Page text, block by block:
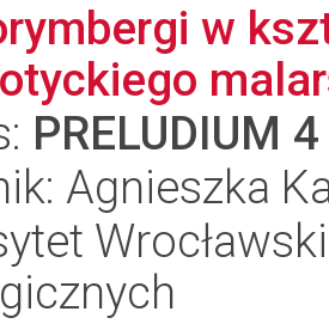
w
PRELUDIUM 4
Agnieszka